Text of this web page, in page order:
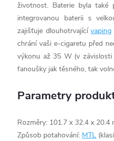
životnost. Baterie byla také
integrovanou baterii s
zajišťuje dlouhotrvajícívaping
chrání vaši e-cigaretu před
výkonu až 35 W (v
fanoušky jak těsného, tak
Parametry
Rozměry: 101.7 x 32.4 x 20.4
Způsob potahování: MTL